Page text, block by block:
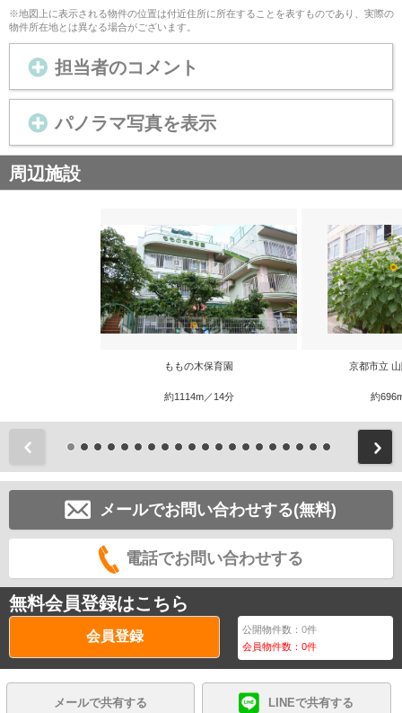
※地図上に表示される物件の位置は付近住所に所在することを表すものであり、実際の
物件所在地とは異なる場合がございます。
担当者のコメント
パノラマ写真を表示
周辺施設
ももの木保育園
約1114m／14分
京都市立
約
メールでお問い合わせする(無料)
電話でお問い合わせする
無料会員登録はこちら
会員登録 公開物件数：0件
会員物件数：0件
メールで共有する LINEで共有する